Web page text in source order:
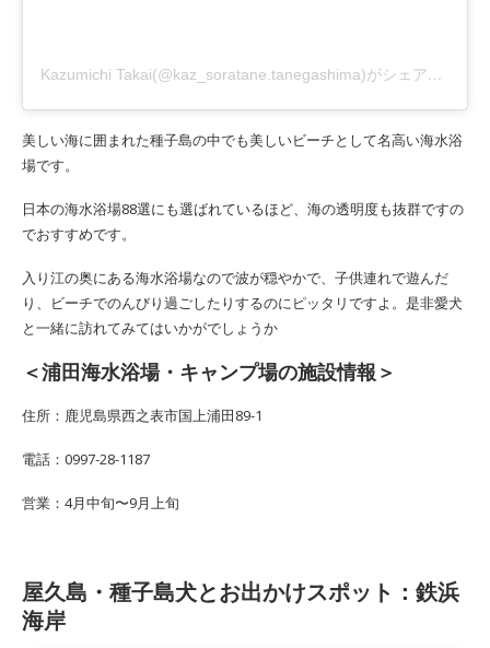
Kazumichi Takai(@kaz_soratane.tanegashima)がシェアした投稿
美しい海に囲まれた種子島の中でも美しいビーチとして名高い海水浴
場です。
日本の海水浴場88選にも選ばれているほど、海の透明度も抜群ですの
でおすすめです。
入り江の奥にある海水浴場なので波が穏やかで、子供連れで遊んだ
り、ビーチでのんびり過ごしたりするのにピッタリですよ。是非愛犬
と一緒に訪れてみてはいかがでしょうか
＜浦田海水浴場・キャンプ場の施設情報＞
住所：鹿児島県西之表市国上浦田89-1
電話：0997-28-1187
営業：4月中旬〜9月上旬
屋久島・種子島犬とお出かけスポット：鉄浜
海岸